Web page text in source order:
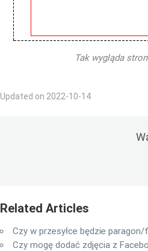
Tak wygląda
Updated on 2022-10-14
Related Articles
Czy w przesyłce będzie
Czy mogę dodać zdjęcia z